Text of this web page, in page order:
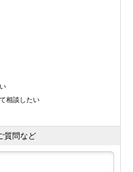
相談したい
質問など